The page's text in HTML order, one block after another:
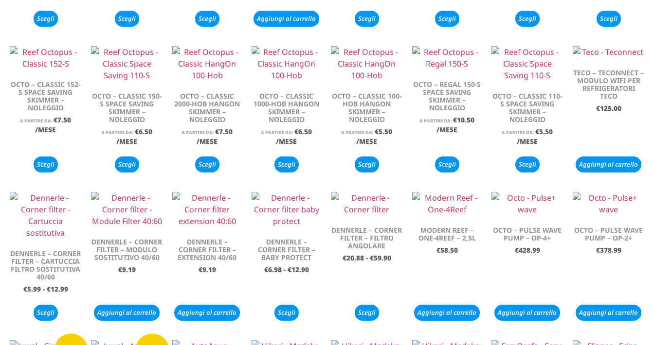
Scegli Scegli Scegli Aggiungi al carrello Scegli Scegli Scegli Scegli
OCTO – CLASSIC 152-
S SPACE SAVING
SKIMMER –
NOLEGGIO
A PARTIRE DA: €7.50
/MESE
Scegli
OCTO – CLASSIC 150-
S SPACE SAVING
SKIMMER –
NOLEGGIO
A PARTIRE DA: €6.50
/MESE
Scegli
OCTO – CLASSIC
2000-HOB HANGON
SKIMMER –
NOLEGGIO
A PARTIRE DA: €7.50
/MESE
Scegli
OCTO – CLASSIC
1000-HOB HANGON
SKIMMER –
NOLEGGIO
A PARTIRE DA: €6.50
/MESE
Scegli
OCTO – CLASSIC 100-
HOB HANGON
SKIMMER –
NOLEGGIO
A PARTIRE DA: €5.50
/MESE
Scegli
OCTO – REGAL 150-S
SPACE SAVING
SKIMMER –
NOLEGGIO
A PARTIRE DA: €10.50
/MESE
Scegli
OCTO – CLASSIC 110-
S SPACE SAVING
SKIMMER –
NOLEGGIO
A PARTIRE DA: €5.50
/MESE
Scegli
TECO – TECONNECT –
MODULO WIFI PER
REFRIGERATORI
TECO
€125.00
Aggiungi al carrello
DENNERLE – CORNER
FILTER – CARTUCCIA
FILTRO SOSTITUTIVA
40/60
€5.99 - €12.99
Scegli
DENNERLE – CORNER
FILTER – MODULO
SOSTITUTIVO 40/60
€9.19
Aggiungi al carrello
DENNERLE –
CORNER FILTER –
EXTENSION 40/60
€9.19
Aggiungi al carrello
DENNERLE –
CORNER FILTER –
BABY PROTECT
€6.98 - €12.90
Scegli
DENNERLE – CORNER
FILTER – FILTRO
ANGOLARE
€20.88 - €59.90
Scegli
MODERN REEF –
ONE-4REEF – 2,5L
€58.50
Aggiungi al carrello
OCTO – PULSE WAVE
PUMP – OP-4+
€428.99
Aggiungi al carrello
OCTO – PULSE WAVE
PUMP – OP-2+
€378.99
Aggiungi al carrello